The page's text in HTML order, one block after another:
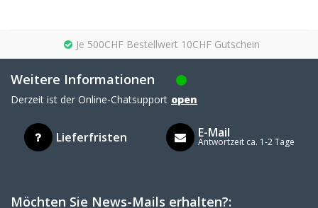
Je 500CHF Bestellwert 10CHF Gutschein
Weitere Informationen
Derzeit ist der Online-Chatsupport open
Lieferfristen E-Mail
Antwortzeit ca. 1-2 Tage
Möchten Sie News-Mails erhalten?: